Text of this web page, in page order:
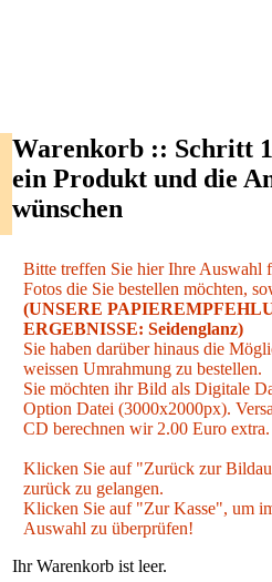
Warenkorb :: Schritt
ein Produkt und die
wünschen
Bitte treffen Sie hier Ihre Auswahl
Fotos die Sie bestellen möchten,
(UNSERE
ERGEBNISSE: Seidenglanz)
Sie haben darüber hinaus die
weissen Umrahmung zu bestellen.
Sie möchten ihr Bild als Digitale
Option Datei (3000x2000px).
CD berechnen wir 2.00 Euro extra.
Klicken Sie auf "Zurück zur
zurück zu gelangen.
Klicken Sie auf "Zur Kasse", um
Auswahl zu überprüfen!
Ihr Warenkorb ist leer.